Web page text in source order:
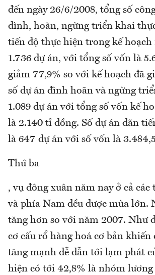
đến ngày 26/6/2008, tổng số
đình, hoãn, ngừng triển khai
tiến độ thực hiện trong kế hoạch
1.736 dự án, với tổng số vốn là
giảm 77,9% so với kế hoạch đã
số dự án đình hoãn và ngừng
1.089 dự án với tổng số vốn kế
là 2.140 tỉ đồng. Số dự án dãn
là 647 dự án với số vốn là
Thứ ba
, vụ đông xuân năm nay ở cả
và phía Nam đều được mùa lớn.
tăng hơn so với năm 2007. Như
cơ cấu rổ hàng hoá cơ bản khiến
tăng mạnh dễ dẫn tới lạm phát
hiện có tới 42,8% là nhóm